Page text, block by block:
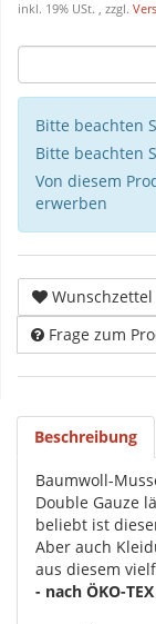
inkl. 19% USt. , zzgl.
Bitte beachten
Bitte beachten
Von diesem
erwerben
Wunschzettel
Frage zum
Beschreibung
Baumwoll-
Double Gauze
beliebt ist
Aber auch
aus diesem
- nach ÖKO-